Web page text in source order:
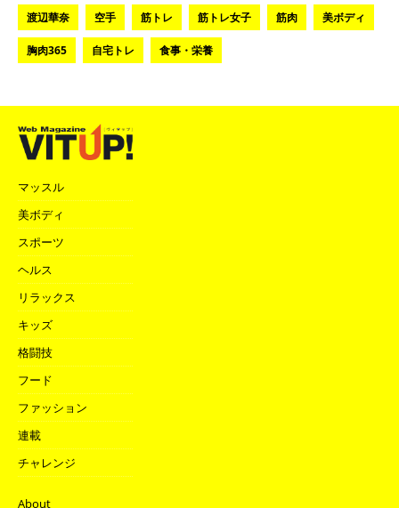
渡辺華奈 空手 筋トレ 筋トレ女子 筋肉 美ボディ
胸肉365 自宅トレ 食事・栄養
マッスル
美ボディ
スポーツ
ヘルス
リラックス
キッズ
格闘技
フード
ファッション
連載
チャレンジ
About